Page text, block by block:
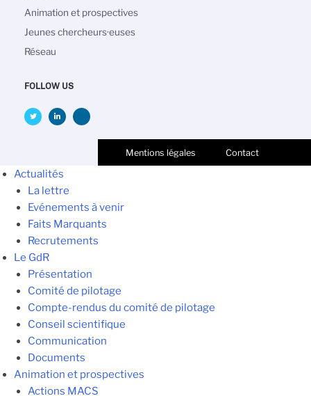
Animation et prospectives
Jeunes chercheurs·euses
Réseau
FOLLOW US
Mentions légales Contact
Actualités
La lettre
Evénements à venir
Faits Marquants
Recrutements
Le GdR
Présentation
Comité de pilotage
Compte-rendus du comité de pilotage
Conseil scientifique
Communication
Documents
Animation et prospectives
Actions MACS